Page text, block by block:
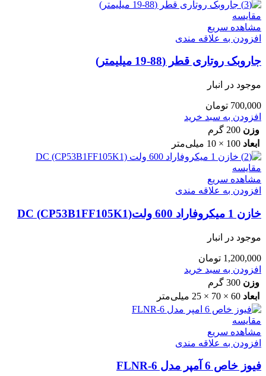
مقایسه
مشاهده سریع
افزودن به علاقه مندی
جاروبک روتاری قطر (88-19 میلیمتر)
موجود در انبار
700,000 تومان
افزودن به سبد خرید
وزن 200 گرم
ابعاد 100 × 10 میلی‌متر
مقایسه
مشاهده سریع
افزودن به علاقه مندی
خازن 1 میکروفاراد 600 ولتDC (CP53B1FF105K1)
موجود در انبار
1,200,000 تومان
افزودن به سبد خرید
وزن 300 گرم
ابعاد 60 × 70 × 25 میلی‌متر
مقایسه
مشاهده سریع
افزودن به علاقه مندی
فیوز خاص 6 آمپر مدل FLNR-6